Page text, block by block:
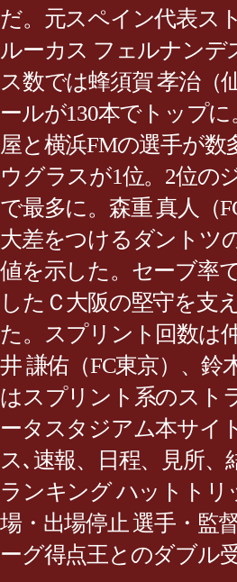
だ。元スペイン代表ス
ルーカス フェルナンデ
ス数では蜂須賀 孝治（
ールが130本でトップ
屋と横浜FMの選手が
ウグラスが1位。2位の
で最多に。森重 真人（
大差をつけるダントツ
値を示した。セーブ率
したＣ大阪の堅守を支
た。スプリント回数は
井 謙佑（FC東京）、
はスプリント系のスト
ータスタジアム本サイ
ス､速報、日程、見所
ランキング ハットトリ
場・出場停止 選手・監
ーグ得点王とのダブル